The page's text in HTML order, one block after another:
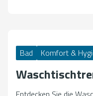
Bad Komfort &